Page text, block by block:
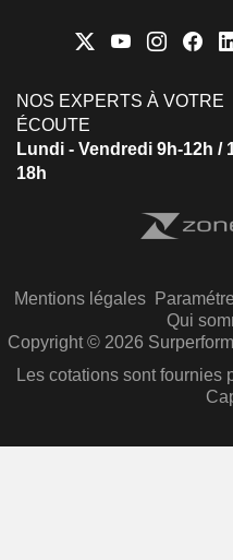
NOS EXPERTS À VOTRE
ÉCOUTE
Lundi - Vendredi 9h-12h /
18h
Mentions légales
Qui
Copyright © 2026
Les cotations sont fournies